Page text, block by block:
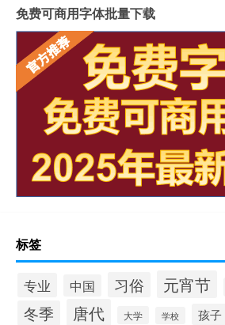
免费可商用字体批量下载
标签
专业 中国 习俗 元宵节
冬季 唐代 大学 学校 孩子